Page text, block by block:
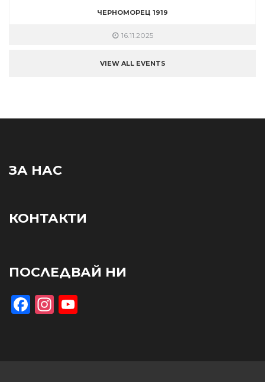
ЧЕРНОМОРЕЦ 1919
16.11.2025
VIEW ALL EVENTS
ЗА НАС
КОНТАКТИ
ПОСЛЕДВАЙ НИ
Facebook
Instagram